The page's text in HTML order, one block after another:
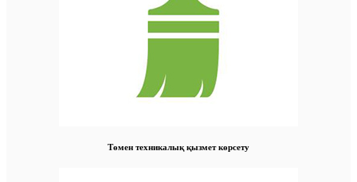
Төмен техникалық қызмет көрсету